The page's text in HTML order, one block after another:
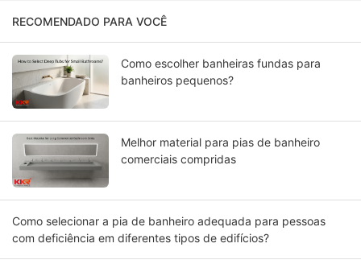
RECOMENDADO PARA VOCÊ
Como escolher banheiras fundas para
banheiros pequenos?
Melhor material para pias de banheiro
comerciais compridas
Como selecionar a pia de banheiro adequada para pessoas
com deficiência em diferentes tipos de edifícios?